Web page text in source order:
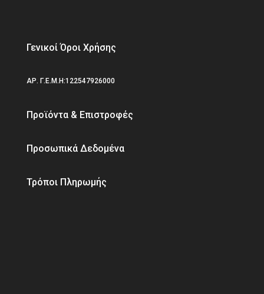
Γενικοί Όροι Χρήσης
ΑΡ. Γ.Ε.Μ.Η:122547926000
Προϊόντα & Επιστροφές
Προσωπικά Δεδομένα
Τρόποι Πληρωμής